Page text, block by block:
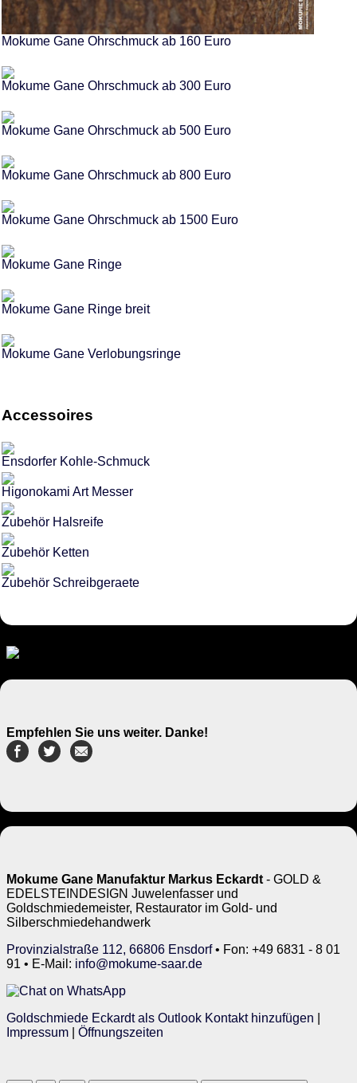
Mokume Gane Ohrschmuck ab 160 Euro
Mokume Gane Ohrschmuck ab 300 Euro
Mokume Gane Ohrschmuck ab 500 Euro
Mokume Gane Ohrschmuck ab 800 Euro
Mokume Gane Ohrschmuck ab 1500 Euro
Mokume Gane Ringe
Mokume Gane Ringe breit
Mokume Gane Verlobungsringe
Accessoires
Ensdorfer Kohle-Schmuck
Higonokami Art Messer
Zubehör Halsreife
Zubehör Ketten
Zubehör Schreibgeraete
Empfehlen Sie uns weiter. Danke!
Mokume Gane Manufaktur Markus Eckardt - GOLD &
EDELSTEINDESIGN Juwelenfasser und
Goldschmiedemeister, Restaurator im Gold- und
Silberschmiedehandwerk
Provinzialstraße 112, 66806 Ensdorf• Fon: +49 6831 - 8 01
91 • E-Mail: info@mokume-saar.de
Goldschmiede Eckardt als Outlook Kontakt hinzufügen
Impressum
Öffnungszeiten